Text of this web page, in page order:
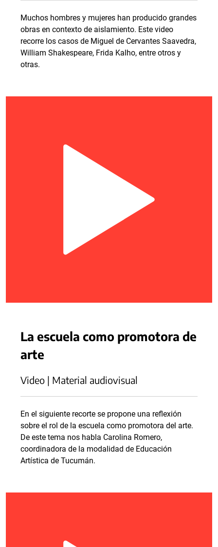
Muchos hombres y mujeres han producido grandes
obras en contexto de aislamiento. Este video
recorre los casos de Miguel de Cervantes Saavedra,
William Shakespeare, Frida Kalho, entre otros y
otras.
La escuela como promotora de
arte
Video | Material audiovisual
En el siguiente recorte se propone una reflexión
sobre el rol de la escuela como promotora del arte.
De este tema nos habla Carolina Romero,
coordinadora de la modalidad de Educación
Artística de Tucumán.